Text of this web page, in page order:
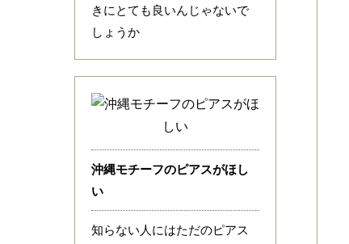
きにとても良いんじゃないで
しょうか
沖縄モチーフのピアスがほし
い
知らない人にはただのピアス